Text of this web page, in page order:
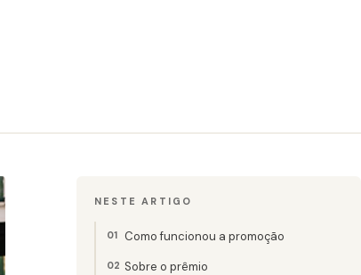
NESTE ARTIGO
Como funcionou a promoção
Sobre o prêmio